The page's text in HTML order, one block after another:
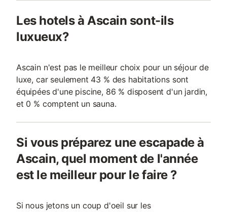
Les hotels à Ascain sont-ils
luxueux?
Ascain n'est pas le meilleur choix pour un séjour de
luxe, car seulement 43 % des habitations sont
équipées d'une piscine, 86 % disposent d'un jardin,
et 0 % comptent un sauna.
Si vous préparez une escapade à
Ascain, quel moment de l'année
est le meilleur pour le faire ?
Si nous jetons un coup d'oeil sur les